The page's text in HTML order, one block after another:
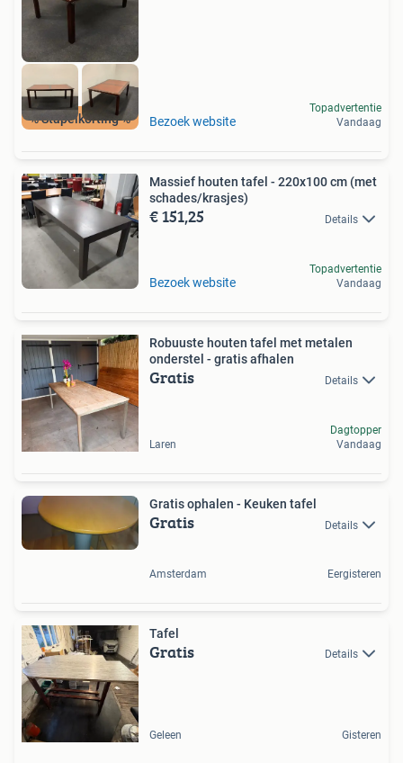
% Stapelkorting % Bezoek website
Topadvertentie
Vandaag
Massief houten tafel - 220x100 cm (met
schades/krasjes)
€ 151,25 Details
Bezoek website
Topadvertentie
Vandaag
Robuuste houten tafel met metalen
onderstel - gratis afhalen
Gratis Details
Laren
Dagtopper
Vandaag
Gratis ophalen - Keuken tafel
Gratis Details
Amsterdam Eergisteren
Tafel
Gratis Details
Geleen Gisteren